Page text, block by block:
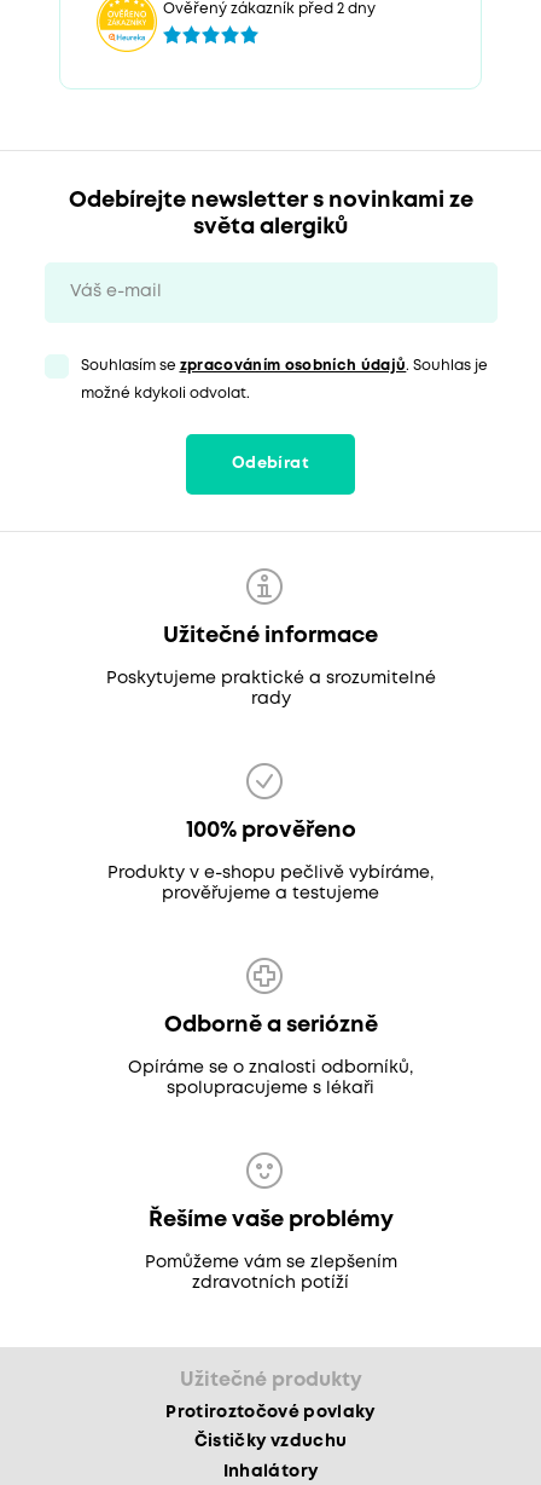
Ověřený zákazník před 2 dny
Odebírejte newsletter s novinkami ze
světa alergiků
Souhlasím se zpracováním osobních údajů. Souhlas je
možné kdykoli odvolat.
Odebírat
Užitečné informace
Poskytujeme praktické a srozumitelné
rady
100% prověřeno
Produkty v e-shopu pečlivě vybíráme,
prověřujeme a testujeme
Odborně a seriózně
Opíráme se o znalosti odborníků,
spolupracujeme s lékaři
Řešíme vaše problémy
Pomůžeme vám se zlepšením
zdravotních potíží
Užitečné produkty
Protiroztočové povlaky
Čističky vzduchu
Inhalátory